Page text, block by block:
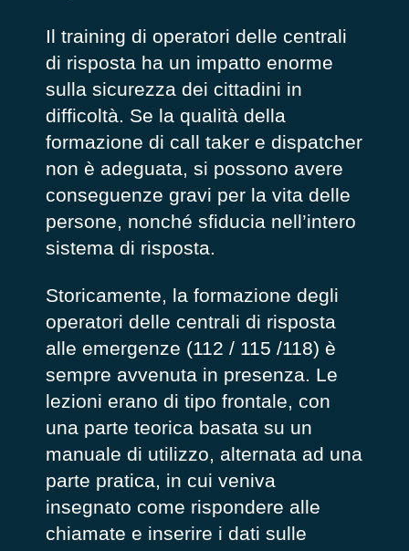
Il training di operatori delle centrali
di risposta ha un impatto enorme
sulla sicurezza dei cittadini in
difficoltà. Se la qualità della
formazione di call taker e dispatcher
non è adeguata, si possono avere
conseguenze gravi per la vita delle
persone, nonché sfiducia nell’intero
sistema di risposta.
Storicamente, la formazione degli
operatori delle centrali di risposta
alle emergenze (112 / 115 /118) è
sempre avvenuta in presenza. Le
lezioni erano di tipo frontale, con
una parte teorica basata su un
manuale di utilizzo, alternata ad una
parte pratica, in cui veniva
insegnato come rispondere alle
chiamate e inserire i dati sulle